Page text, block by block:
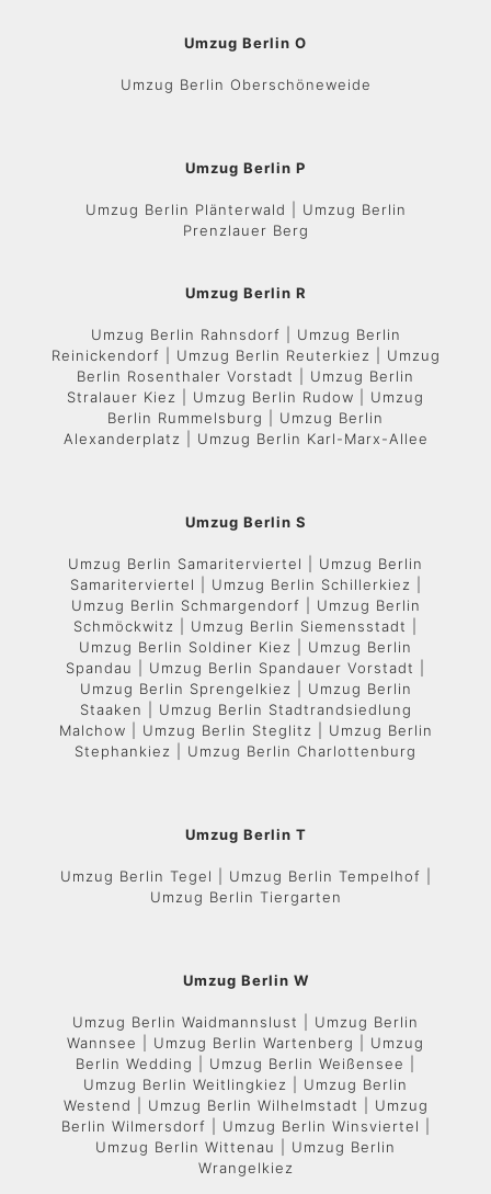
Umzug Berlin O
Umzug Berlin Oberschöneweide
Umzug Berlin P
Umzug Berlin Plänterwald | Umzug Berlin
Prenzlauer Berg
Umzug Berlin R
Umzug Berlin Rahnsdorf | Umzug Berlin
Reinickendorf | Umzug Berlin Reuterkiez | Umzug
Berlin Rosenthaler Vorstadt | Umzug Berlin
Stralauer Kiez | Umzug Berlin Rudow | Umzug
Berlin Rummelsburg | Umzug Berlin
Alexanderplatz | Umzug Berlin Karl-Marx-Allee
Umzug Berlin S
Umzug Berlin Samariterviertel | Umzug Berlin
Samariterviertel | Umzug Berlin Schillerkiez |
Umzug Berlin Schmargendorf | Umzug Berlin
Schmöckwitz | Umzug Berlin Siemensstadt |
Umzug Berlin Soldiner Kiez | Umzug Berlin
Spandau | Umzug Berlin Spandauer Vorstadt |
Umzug Berlin Sprengelkiez | Umzug Berlin
Staaken | Umzug Berlin Stadtrandsiedlung
Malchow | Umzug Berlin Steglitz | Umzug Berlin
Stephankiez | Umzug Berlin Charlottenburg
Umzug Berlin T
Umzug Berlin Tegel | Umzug Berlin Tempelhof |
Umzug Berlin Tiergarten
Umzug Berlin W
Umzug Berlin Waidmannslust | Umzug Berlin
Wannsee | Umzug Berlin Wartenberg | Umzug
Berlin Wedding | Umzug Berlin Weißensee |
Umzug Berlin Weitlingkiez | Umzug Berlin
Westend | Umzug Berlin Wilhelmstadt | Umzug
Berlin Wilmersdorf | Umzug Berlin Winsviertel |
Umzug Berlin Wittenau | Umzug Berlin
Wrangelkiez